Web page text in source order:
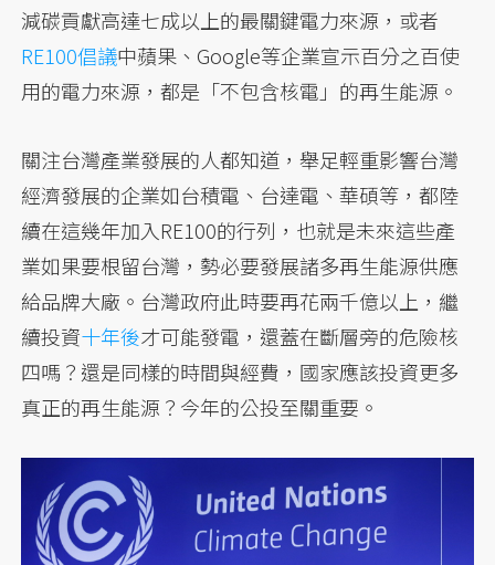
減碳貢獻高達七成以上的最關鍵電力來源，或者
RE100倡議中蘋果、Google等企業宣示百分之百使
用的電力來源，都是「不包含核電」的再生能源。
關注台灣產業發展的人都知道，舉足輕重影響台灣
經濟發展的企業如台積電、台達電、華碩等，都陸
續在這幾年加入RE100的行列，也就是未來這些產
業如果要根留台灣，勢必要發展諸多再生能源供應
給品牌大廠。台灣政府此時要再花兩千億以上，繼
續投資十年後才可能發電，還蓋在斷層旁的危險核
四嗎？還是同樣的時間與經費，國家應該投資更多
真正的再生能源？今年的公投至關重要。